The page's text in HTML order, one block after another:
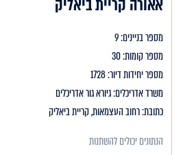
אאורה קריית ביאליק
מספר בניינים: 9
מספר קומות: 30
מספר יחידות דיור: 1728
משרד אדריכלים: גיורא גור אדריכלים
כתובת: רחוב העצמאות, קריית ביאליק
הנתונים יכולים להשתנות